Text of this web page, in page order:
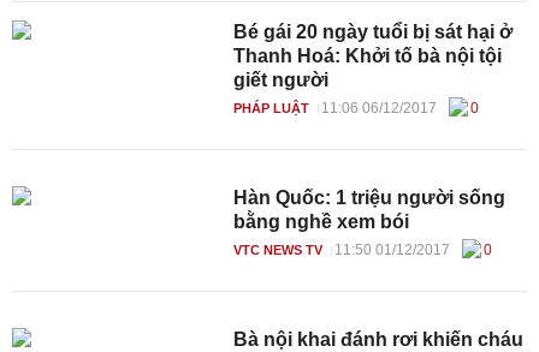
Bé gái 20 ngày tuổi bị sát hại ở
Thanh Hoá: Khởi tố bà nội tội
giết người
PHÁP LUẬT 11:06 06/12/2017 0
Hàn Quốc: 1 triệu người sống
bằng nghề xem bói
VTC NEWS TV 11:50 01/12/2017 0
Bà nội khai đánh rơi khiến cháu